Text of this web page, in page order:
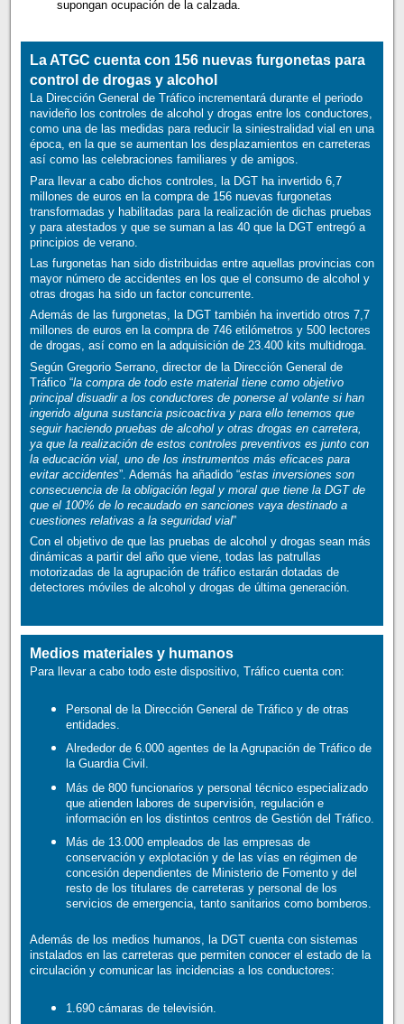
supongan ocupación de la calzada.
La ATGC cuenta con 156 nuevas furgonetas para
control de drogas y alcohol
La Dirección General de Tráfico incrementará durante el periodo
navideño los controles de alcohol y drogas entre los conductores,
como una de las medidas para reducir la siniestralidad vial en una
época, en la que se aumentan los desplazamientos en carreteras
así como las celebraciones familiares y de amigos.
Para llevar a cabo dichos controles, la DGT ha invertido 6,7
millones de euros en la compra de 156 nuevas furgonetas
transformadas y habilitadas para la realización de dichas pruebas
y para atestados y que se suman a las 40 que la DGT entregó a
principios de verano.
Las furgonetas han sido distribuidas entre aquellas provincias con
mayor número de accidentes en los que el consumo de alcohol y
otras drogas ha sido un factor concurrente.
Además de las furgonetas, la DGT también ha invertido otros 7,7
millones de euros en la compra de 746 etilómetros y 500 lectores
de drogas, así como en la adquisición de 23.400 kits multidroga.
Según Gregorio Serrano, director de la Dirección General de
Tráfico “la compra de todo este material tiene como objetivo
principal disuadir a los conductores de ponerse al volante si han
ingerido alguna sustancia psicoactiva y para ello tenemos que
seguir haciendo pruebas de alcohol y otras drogas en carretera,
ya que la realización de estos controles preventivos es junto con
la educación vial, uno de los instrumentos más eficaces para
evitar accidentes”. Además ha añadido “estas inversiones son
consecuencia de la obligación legal y moral que tiene la DGT de
que el 100% de lo recaudado en sanciones vaya destinado a
cuestiones relativas a la seguridad vial”
Con el objetivo de que las pruebas de alcohol y drogas sean más
dinámicas a partir del año que viene, todas las patrullas
motorizadas de la agrupación de tráfico estarán dotadas de
detectores móviles de alcohol y drogas de última generación.
Medios materiales y humanos
Para llevar a cabo todo este dispositivo, Tráfico cuenta con:
Personal de la Dirección General de Tráfico y de otras
entidades.
Alrededor de 6.000 agentes de la Agrupación de Tráfico de
la Guardia Civil.
Más de 800 funcionarios y personal técnico especializado
que atienden labores de supervisión, regulación e
información en los distintos centros de Gestión del Tráfico.
Más de 13.000 empleados de las empresas de
conservación y explotación y de las vías en régimen de
concesión dependientes de Ministerio de Fomento y del
resto de los titulares de carreteras y personal de los
servicios de emergencia, tanto sanitarios como bomberos.
Además de los medios humanos, la DGT cuenta con sistemas
instalados en las carreteras que permiten conocer el estado de la
circulación y comunicar las incidencias a los conductores:
1.690 cámaras de televisión.